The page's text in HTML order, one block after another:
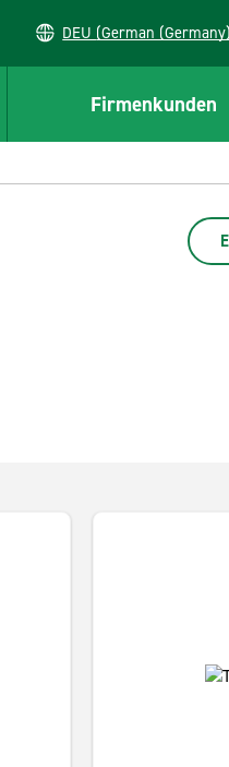
DEU (German
Firmenkunden